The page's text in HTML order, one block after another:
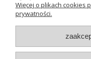
Sklep
Więcej o plikach cookies
prywatności.